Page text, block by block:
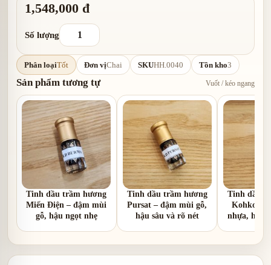
1,548,000 đ
Số lượng
Phân loạiTốt Đơn vịChai SKUHH.0040 Tồn kho3
Sản phẩm tương tự Vuốt / kéo ngang
Tinh dầu trầm hương
Miến Điện – đậm mùi
gỗ, hậu ngọt nhẹ
Tinh dầu trầm hương
Pursat – đậm mùi gỗ,
hậu sâu và rõ nét
Tinh dầu
Kohkong
nhựa, hậu